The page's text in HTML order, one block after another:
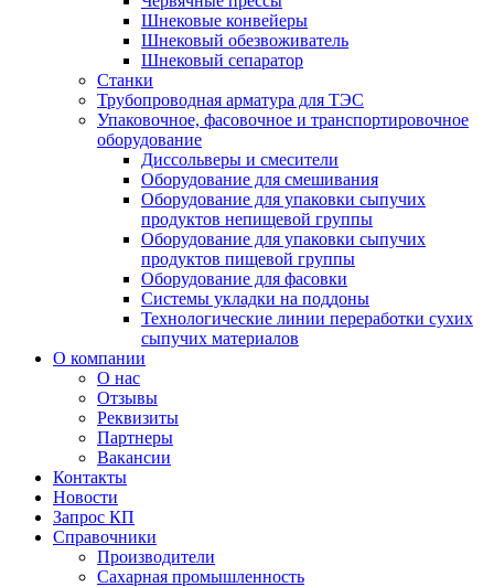
Шнековые конвейеры
Шнековый обезвоживатель
Шнековый сепаратор
Станки
Трубопроводная арматура для ТЭС
Упаковочное, фасовочное и транспортировочное
оборудование
Диссольверы и смесители
Оборудование для смешивания
Оборудование для упаковки сыпучих
продуктов непищевой группы
Оборудование для упаковки сыпучих
продуктов пищевой группы
Оборудование для фасовки
Системы укладки на поддоны
Технологические линии переработки сухих
сыпучих материалов
О компании
О нас
Отзывы
Реквизиты
Партнеры
Вакансии
Контакты
Новости
Запрос КП
Справочники
Производители
Сахарная промышленность